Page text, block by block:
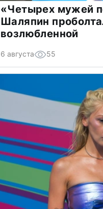
«Четырех мужей
Шаляпин
возлюбленной
6 августа 55